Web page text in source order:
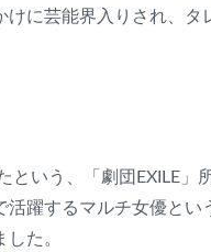
けに芸能界入りされ、タ
という、「劇団EXILE
活躍するマルチ女優と
た。